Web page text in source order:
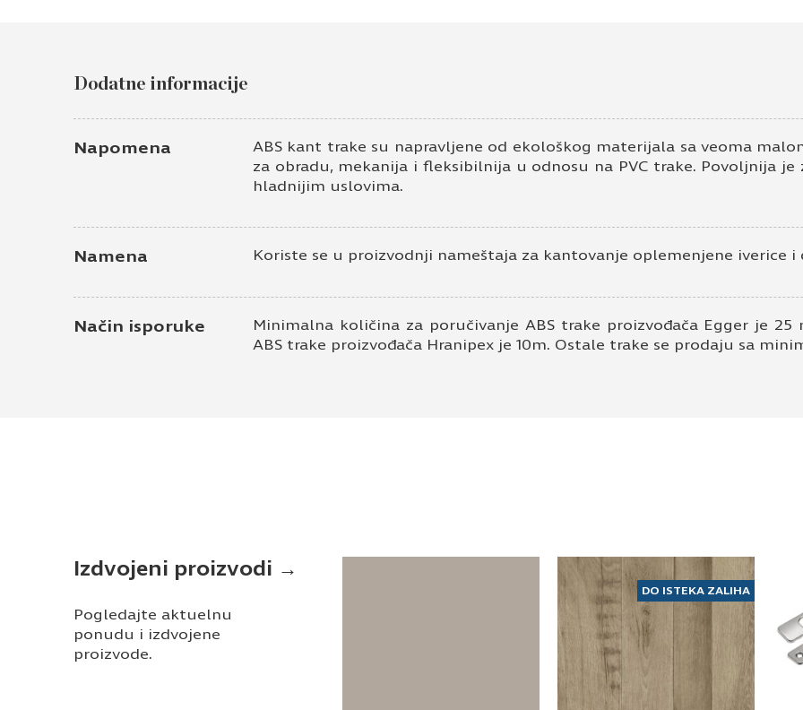
Dodatne informacije
Napomena
ABS kant trake su napravljene od ekološkog materijala sa veoma
za obradu, mekanija i fleksibilnija u odnosu na PVC trake. Povoljnija
hladnijim uslovima.
Namena Koriste se u proizvodnji nameštaja za kantovanje oplemenjene iverice
Način isporuke
Minimalna količina za poručivanje ABS trake proizvođača Egger je
ABS trake proizvođača Hranipex je 10m. Ostale trake se prodaju sa
Izdvojeni proizvodi →
Pogledajte aktuelnu
ponudu i izdvojene
proizvode.
DO ISTEKA ZALIHA